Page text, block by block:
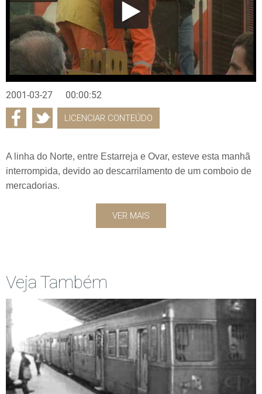
2001-03-27 00:00:52
LICENCIAR CONTEÚDO
A linha do Norte, entre Estarreja e Ovar, esteve esta manhã
interrompida, devido ao descarrilamento de um comboio de
mercadorias.
VER MAIS
Veja Também